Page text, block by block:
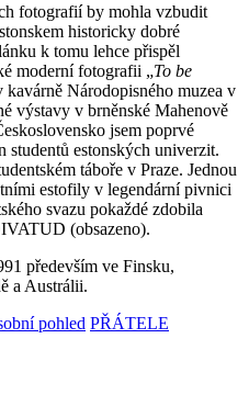
fotografií by mohla vzbudit
historicky dobré
k tomu lehce přispěl
moderní fotografii „To be
kavárně Národopisného muzea v
výstavy v brněnské Mahenově
jsem poprvé
estonských univerzit.
táboře v Praze. Jednou
estofily v legendární pivnici
svazu pokaždé zdobila
(obsazeno).
především ve Finsku,
a Austrálii.
pohled PŘÁTELE